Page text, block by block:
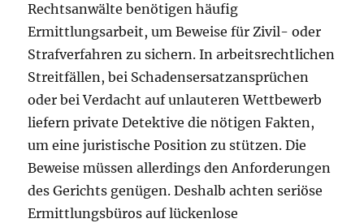
Rechtsanwälte benötigen häufig
Ermittlungsarbeit, um Beweise für Zivil- oder
Strafverfahren zu sichern. In arbeitsrechtlichen
Streitfällen, bei Schadensersatzansprüchen
oder bei Verdacht auf unlauteren Wettbewerb
liefern private Detektive die nötigen Fakten,
um eine juristische Position zu stützen. Die
Beweise müssen allerdings den Anforderungen
des Gerichts genügen. Deshalb achten seriöse
Ermittlungsbüros auf lückenlose